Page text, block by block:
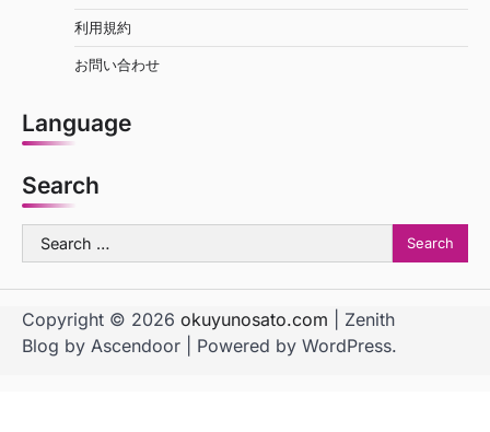
利用規約
お問い合わせ
Language
Search
Search
for:
Copyright © 2026 okuyunosato.com | Zenith
Blog by Ascendoor | Powered by WordPress.